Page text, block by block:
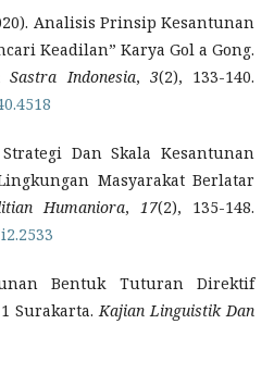
Analisis Prinsip Kesantunan
Keadilan” Karya Gol a Gong.
Sastra Indonesia, 3(2), 133-140.
Dan Skala Kesantunan
Masyarakat Berlatar
Humaniora, 17(2), 135-148.
Bentuk Tuturan Direktif
Surakarta. Kajian Linguistik Dan